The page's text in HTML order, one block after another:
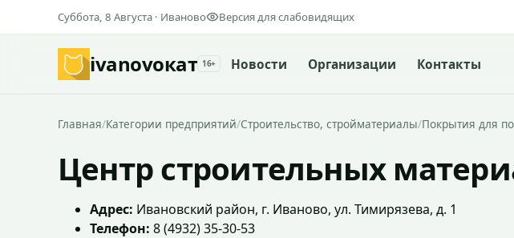
Суббота, 8 Августа · Иваново Версия для слабовидящих
ivanovoкат 16+ Новости Организации Контакты
Главная/Категории предприятий/Строительство, стройматериалы/Покрытия для
Центр строительных
Адрес: Ивановский район, г. Иваново, ул. Тимирязева, д. 1
Телефон: 8 (4932) 35-30-53